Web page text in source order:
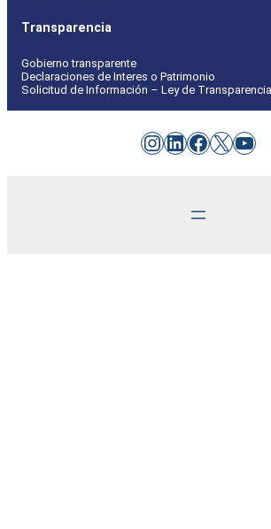
Transparencia
Gobierno transparente
Declaraciones de Interes o Patrimonio
Solicitud de Información – Ley de Transparencia
Instagram
LinkedIn
Facebook
X